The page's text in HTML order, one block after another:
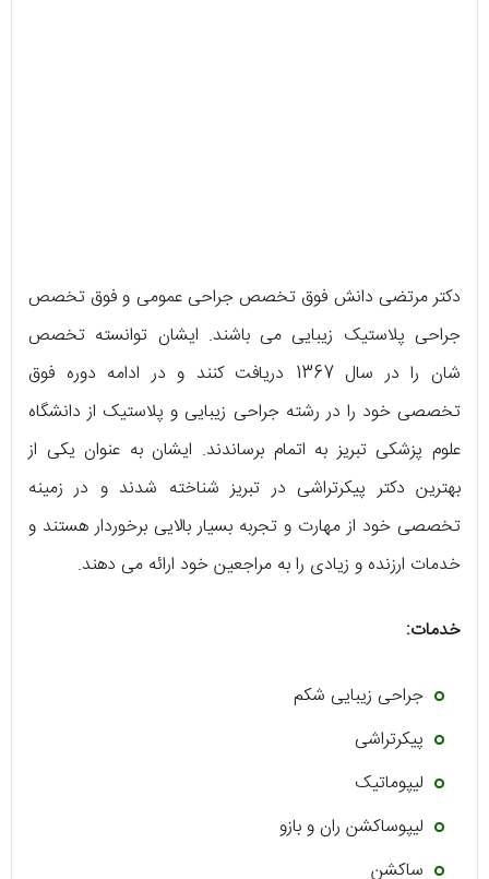
دکتر مرتضی دانش فوق تخصص جراحی عمومی و فوق تخصص
جراحی پلاستیک زیبایی می باشند. ایشان توانسته تخصص
شان را در سال 1367 دریافت کنند و در ادامه دوره فوق
تخصصی خود را در رشته جراحی زیبایی و پلاستیک از دانشگاه
علوم پزشکی تبریز به اتمام برساندند. ایشان به عنوان یکی از
بهترین دکتر پیکرتراشی در تبریز شناخته شدند و در زمینه
تخصصی خود از مهارت و تجربه بسیار بالایی برخوردار هستند و
خدمات ارزنده و زیادی را به مراجعین خود ارائه می دهند.
خدمات:
جراحی زیبایی شکم
پیکرتراشی
لیپوماتیک
لیپوساکشن ران و بازو
ساکشن